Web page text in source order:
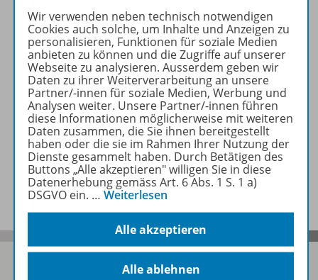
Produktinformationen
Beschreibung
Zugehörige Produkte
Benachrichtigungs-Service
Wir verwenden neben technisch notwendigen
Cookies auch solche, um Inhalte und Anzeigen zu
personalisieren, Funktionen für soziale Medien
anbieten zu können und die Zugriffe auf unserer
Webseite zu analysieren. Ausserdem geben wir
Daten zu ihrer Weiterverarbeitung an unsere
Partner/-innen für soziale Medien, Werbung und
Analysen weiter. Unsere Partner/-innen führen
diese Informationen möglicherweise mit weiteren
Daten zusammen, die Sie ihnen bereitgestellt
haben oder die sie im Rahmen Ihrer Nutzung der
Dienste gesammelt haben. Durch Betätigen des
Buttons „Alle akzeptieren" willigen Sie in diese
Datenerhebung gemäss Art. 6 Abs. 1 S. 1 a)
DSGVO ein. … Weiterlesen
Alle akzeptieren
Alle ablehnen